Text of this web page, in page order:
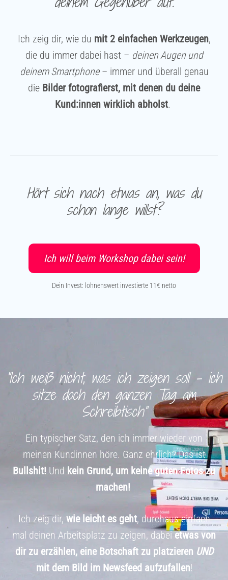
Ich zeig dir, wie du mit 2 einfachen Werkzeugen,
die du immer dabei hast – deinen Augen und
deinem Smartphone– immer und überall genau
die Bilder fotografierst, mit denen du deine
Kund:innen wirklich abholst.
Hört sich nach etwas an, was du
schon lange willst?
Ich will beim Workshop dabei sein!
Dein Invest: lohnenswert investierte 11€ netto
“Ich weiß nicht, was ich zeigen soll – ich
sitze doch den ganzen Tag am
Schreibtisch”
Ein typischer Satz, den ich immer wieder von
meinen Kundinnen höre. Ganz ehrlich? Das ist
Bullshit! Und kein Grund, um keine guten Fotos zu
machen!
Ich zeig dir, wie leicht es geht, durchaus einfach
mal deinen Arbeitsplatz zu zeigen, dabeietwas von
dir zu erzählen, eine Botschaft zu platzieren UND
mit dem Bild im Newsfeed aufzufallen!